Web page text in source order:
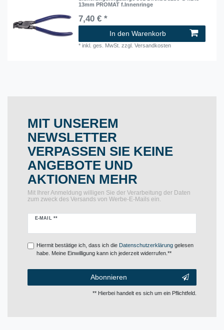
13mm PROMAT f.Innenringe
7,40 € *
In den Warenkorb
*inkl. ges. MwSt. zzgl.Versandkosten
MIT UNSEREM
NEWSLETTER
VERPASSEN SIE KEINE
ANGEBOTE UND
AKTIONEN MEHR
Mit Ihrer Anmeldung willigen Sie der Verarbeitung der Daten
zum zweck des Versands von Werbe-E-Mails ein.
E-MAIL **
Newsletter
Hiermit bestätige ich, dass ich die Daten­schutz­erklärunggelesen
habe. Meine Einwilligung kann ich jederzeit widerrufen.**
Abonnieren
** Hierbei handelt es sich um ein Pflichtfeld.